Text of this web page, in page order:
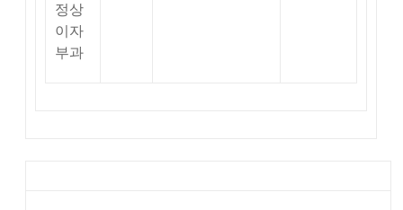
정상
이자
부과